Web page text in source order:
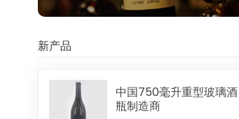
新产品
中国750毫升重型玻璃酒
瓶制造商